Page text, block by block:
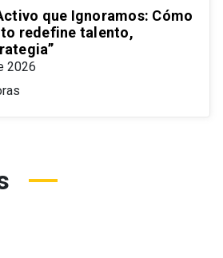
que Ignoramos: Cómo
redefine talento,
2026